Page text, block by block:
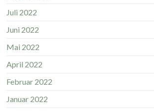
Juli 2022
Juni 2022
Mai 2022
April 2022
Februar 2022
Januar 2022